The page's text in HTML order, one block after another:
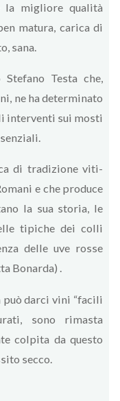
la migliore qualità
matura, carica di
sana.
Testa che,
ne ha determinato
interventi sui mosti
di tradizione viti-
e che produce
la sua storia, le
tipiche dei colli
delle uve rosse
Bonarda) .
può darci vini “facili
sono rimasta
colpita da questo
secco.